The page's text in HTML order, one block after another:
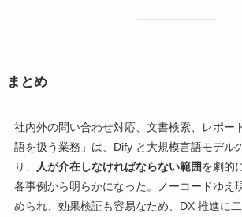
まとめ
社内外の問い合わせ対応、文書検索、レポー
語を扱う業務」は、Dify と大規模言語モデル
り、
人が介在しなければならない範囲を劇的
各事例から明らかになった。ノーコードゆえ
められ、効果検証も容易なため、DX 推進に